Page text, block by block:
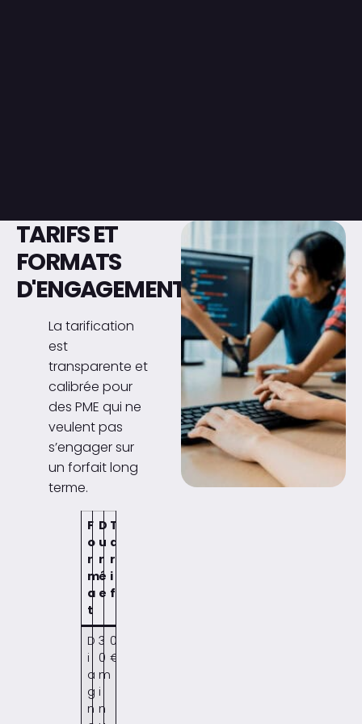
TARIFS ET
FORMATS
D'ENGAGEMENT
La tarification
est
transparente et
calibrée pour
des PME qui ne
veulent pas
s’engager sur
un forfait long
terme.
F
o
r
m
a
t
D
u
r
é
e
T
a
r
i
f
D
i
a
g
n
3
0
m
i
n
0
€